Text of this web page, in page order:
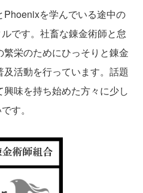
を学んでいる途中の
です。社畜な錬金術師と怠
栄のためにひっそりと錬金
活動を行っています。話題
味を持ち始めた方々に少し
す。